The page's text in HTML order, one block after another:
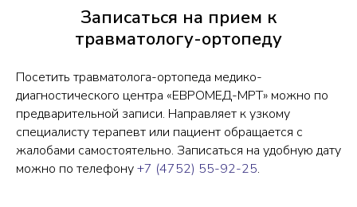
Записаться на прием к
травматологу-ортопеду
Посетить травматолога-ортопеда медико-
диагностического центра «ЕВРОМЕД-МРТ» можно по
предварительной записи. Направляет к узкому
специалисту терапевт или пациент обращается с
жалобами самостоятельно. Записаться на удобную дату
можно по телефону+7 (4752) 55-92-25.